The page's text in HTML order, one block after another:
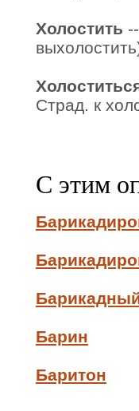
Холостить
Страд. к
С этим
Барин
Баритон